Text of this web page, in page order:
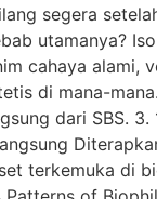
segera
utamanya?
cahaya alami,
di mana-
dari SBS. 3.
terkemuka di